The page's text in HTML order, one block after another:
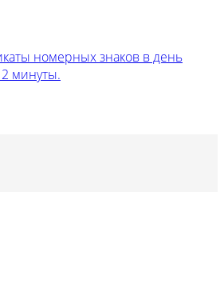
номерных знаков в день
минуты.